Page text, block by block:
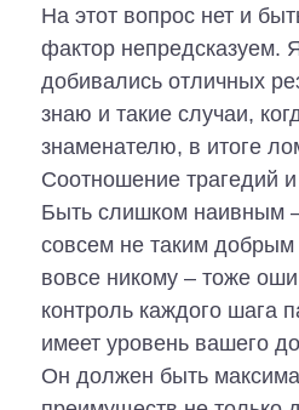
На этот вопрос нет и
фактор непредсказуем.
добивались отличных
знаю и такие случаи,
знаменателю, в итоге
Соотношение трагедий
Быть слишком наивным
совсем не таким добрым
вовсе никому – тоже
контроль каждого шага
имеет уровень вашего
Он должен быть